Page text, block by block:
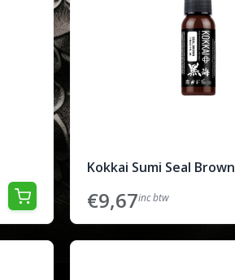
Kokkai Sumi Seal Brown
€9,67inc btw